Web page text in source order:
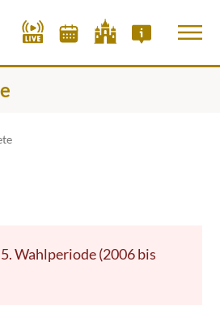
Wahlperiode (2006 bis